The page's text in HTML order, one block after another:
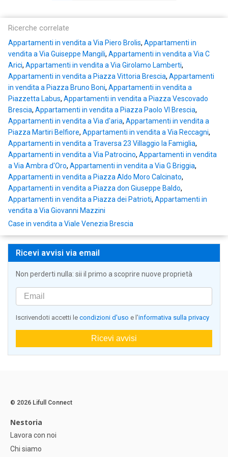
Ricerche correlate
Appartamenti in vendita a Via Piero Brolis, Appartamenti in
vendita a Via Guiseppe Mangili, Appartamenti in vendita a Via C
Arici, Appartamenti in vendita a Via Girolamo Lamberti,
Appartamenti in vendita a Piazza Vittoria Brescia, Appartamenti
in vendita a Piazza Bruno Boni, Appartamenti in vendita a
Piazzetta Labus, Appartamenti in vendita a Piazza Vescovado
Brescia, Appartamenti in vendita a Piazza Paolo VI Brescia,
Appartamenti in vendita a Via d'aria, Appartamenti in vendita a
Piazza Martiri Belfiore, Appartamenti in vendita a Via Reccagni,
Appartamenti in vendita a Traversa 23 Villaggio la Famiglia,
Appartamenti in vendita a Via Patrocino, Appartamenti in vendita
a Via Ambra d'Oro, Appartamenti in vendita a Via G Briggia,
Appartamenti in vendita a Piazza Aldo Moro Calcinato,
Appartamenti in vendita a Piazza don Giuseppe Baldo,
Appartamenti in vendita a Piazza dei Patrioti, Appartamenti in
vendita a Via Giovanni Mazzini
Case in vendita a Viale Venezia Brescia
Ricevi avvisi via email
Non perderti nulla: sii il primo a scoprire nuove proprietà
Iscrivendoti accetti le condizioni d'uso e l'informativa sulla privacy
Ricevi avvisi
© 2026 Lifull Connect
Nestoria
Lavora con noi
Chi siamo